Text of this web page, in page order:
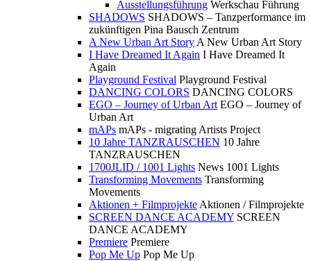
Ausstellungsführung Werkschau Führung
SHADOWS SHADOWS – Tanzperformance im
zukünftigen Pina Bausch Zentrum
A New Urban Art Story A New Urban Art Story
I Have Dreamed It Again I Have Dreamed It
Again
Playground Festival Playground Festival
DANCING COLORS DANCING COLORS
EGO – Journey of Urban Art EGO – Journey of
Urban Art
mAPs mAPs - migrating Artists Project
10 Jahre TANZRAUSCHEN 10 Jahre
TANZRAUSCHEN
1700JLID / 1001 Lights News 1001 Lights
Transforming Movements Transforming
Movements
Aktionen + Filmprojekte Aktionen / Filmprojekte
SCREEN DANCE ACADEMY SCREEN
DANCE ACADEMY
Premiere Premiere
Pop Me Up Pop Me Up